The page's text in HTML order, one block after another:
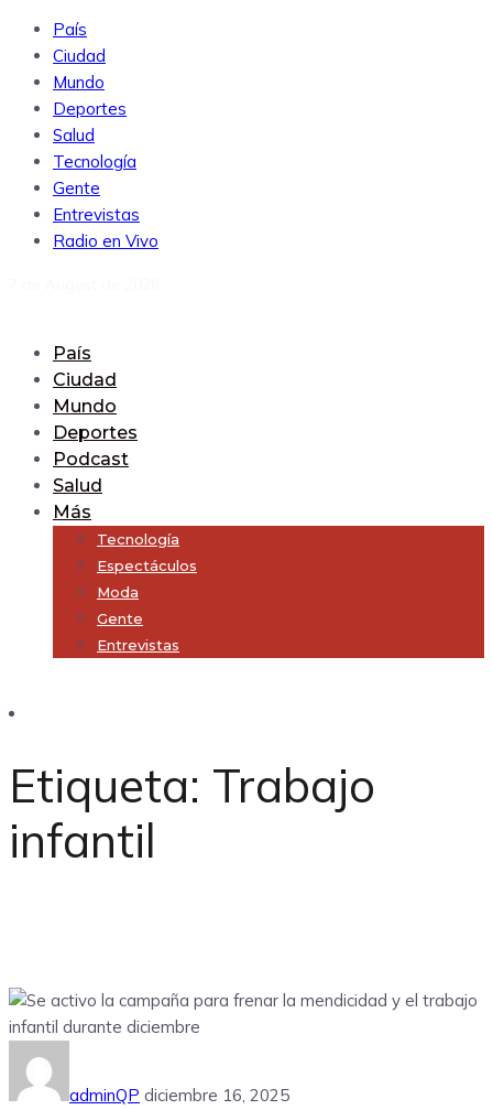
País
Ciudad
Mundo
Deportes
Salud
Tecnología
Gente
Entrevistas
Radio en Vivo
País
Ciudad
Mundo
Deportes
Podcast
Salud
Más
Tecnología
Espectáculos
Moda
Gente
Entrevistas
Etiqueta: Trabajo
infantil
adminQP diciembre 16, 2025